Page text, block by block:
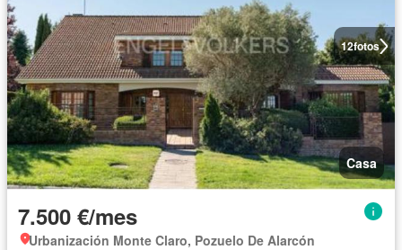
12fotos
Casa
7.500 €/mes
Urbanización Monte Claro, Pozuelo De Alarcón